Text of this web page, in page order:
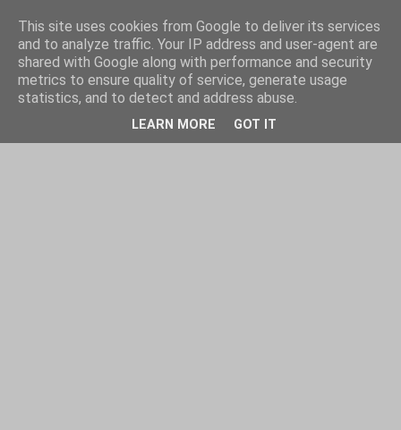
This site uses cookies from Google to deliver its services
and to analyze traffic. Your IP address and user-agent are
shared with Google along with performance and security
metrics to ensure quality of service, generate usage
statistics, and to detect and address abuse.
LEARN MORE GOT IT